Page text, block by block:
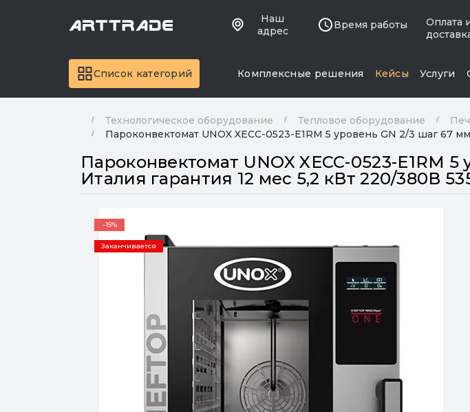
Наш
адрес
Время работы
Оплата
Список категорий Комплексные решения Кейсы Услуги
Технологическое оборудование Тепловое оборудование
Пароконвектомат UNOX XECC-0523-E1RM 5 уровень GN 2/3 шаг 67
Пароконвектомат UNOX XECC-0523-E1RM
Италия гарантия 12 мес 5,2 кВт 220/380В
-15%
Заканчивается